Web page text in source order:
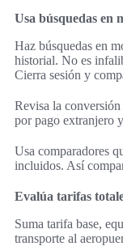
Usa búsquedas en
Haz búsquedas en
historial. No es
Cierra sesión y
Revisa la
por pago extranjero
Usa comparadores
incluidos. Así
Evalúa tarifas
Suma tarifa base,
transporte al